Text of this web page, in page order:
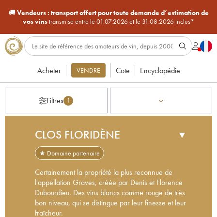
🚚Vendeurs : transport offert pour toute demande d’estimation de
vos vinstransmise entre le 01.07.2026 et le 31.08.2026 inclus*
Acheter VENDRE Cote Encyclopédie
Filtres 1
CLOS FLORIDÈNE ▼
★ Domaine partenaire
Certainement la propriété la plus reconnue de
l'appellation Graves, créée par Denis et Florence
Dubourdieu. Des vins blancs comme rouge de très
bon niveau, qui se distingue par leur finesse et leur
fraîcheur.